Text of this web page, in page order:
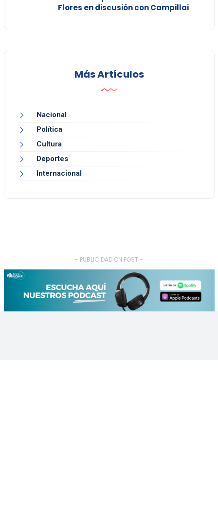
Flores en discusión con Campillai
Más Artículos
Nacional
Política
Cultura
Deportes
Internacional
- PUBLICIDAD ON POST -